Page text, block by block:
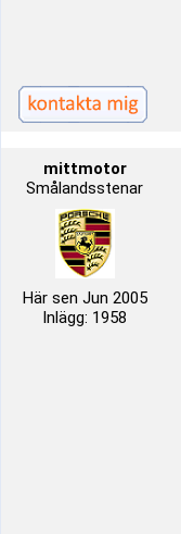
mittmotor
Smålandsstenar
Här sen Jun 2005
Inlägg: 1958